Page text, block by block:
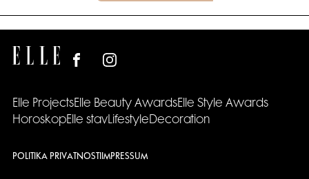
Elle ProjectsElle Beauty AwardsElle Style Awards
HoroskopElle stavLifestyleDecoration
POLITIKA PRIVATNOSTI IMPRESSUM